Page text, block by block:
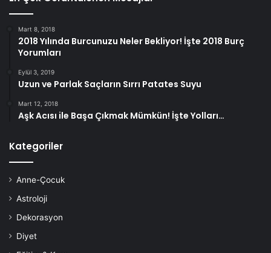
Mart 8, 2018
2018 Yılında Burcunuzu Neler Bekliyor! İşte 2018 Burç
Yorumları
Eylül 3, 2019
Uzun ve Parlak Saçların Sırrı Patates Suyu
Mart 12, 2018
Aşk Acısı ile Başa Çıkmak Mümkün! İşte Yolları…
Kategoriler
Anne-Çocuk
Astroloji
Dekorasyon
Diyet